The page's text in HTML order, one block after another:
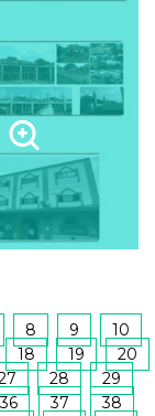
8 9
10
18 19
20
28
29
36 37
38